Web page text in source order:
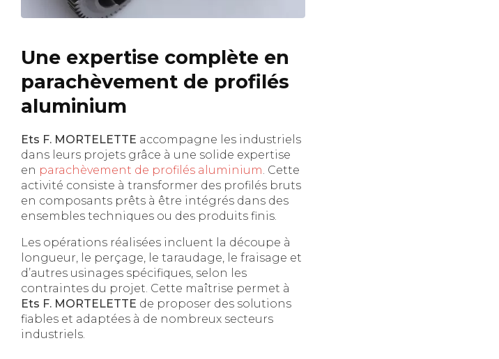
Une expertise complète en
parachèvement de profilés
aluminium
Ets F. MORTELETTE accompagne les industriels
dans leurs projets grâce à une solide expertise
en parachèvement de profilés aluminium . Cette
activité consiste à transformer des profilés bruts
en composants prêts à être intégrés dans des
ensembles techniques ou des produits finis.
Les opérations réalisées incluent la découpe à
longueur, le perçage, le taraudage, le fraisage et
d’autres usinages spécifiques, selon les
contraintes du projet. Cette maîtrise permet à
Ets F. MORTELETTE de proposer des solutions
fiables et adaptées à de nombreux secteurs
industriels.